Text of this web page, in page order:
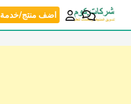
انتقل
اضف منتج/خدمة